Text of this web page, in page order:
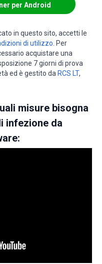
per Android
in questo sito, accetti le
di utilizzo . Per
acquistare una
7 giorni di prova
ed è gestito da RCS LT,
misure bisogna
infezione da